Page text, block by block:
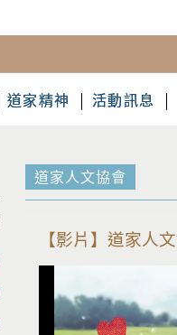
道家精神 活動訊息
道家人文協會
【影片】道家人